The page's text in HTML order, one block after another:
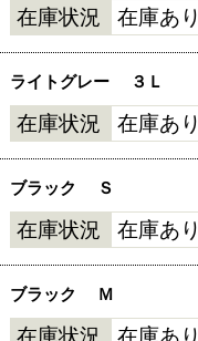
在庫状況 在庫あり
ライトグレー ３Ｌ
在庫状況 在庫あり
ブラック Ｓ
在庫状況 在庫あり
ブラック Ｍ
在庫状況 在庫あり